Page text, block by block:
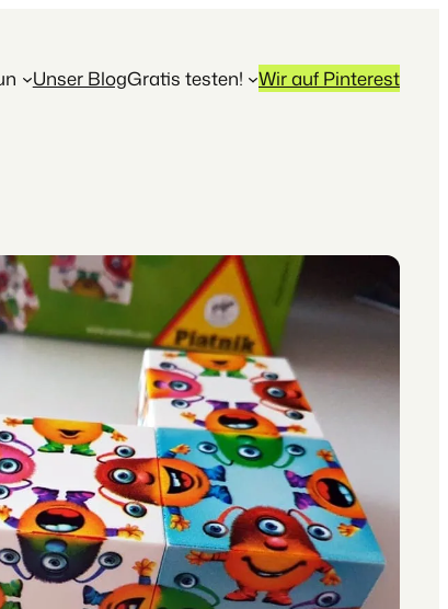
Unser BlogGratis testen! Wir auf Pinterest